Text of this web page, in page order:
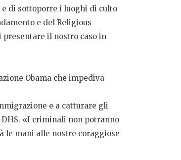
di sottoporre i luoghi di culto
e del Religious
presentare il nostro caso in
Obama che impediva
e a catturare gli
«I criminali non potranno
le mani alle nostre coraggiose